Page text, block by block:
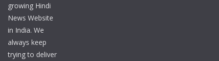
growing Hindi
News Website
in India. We
always keep
trying to deliver